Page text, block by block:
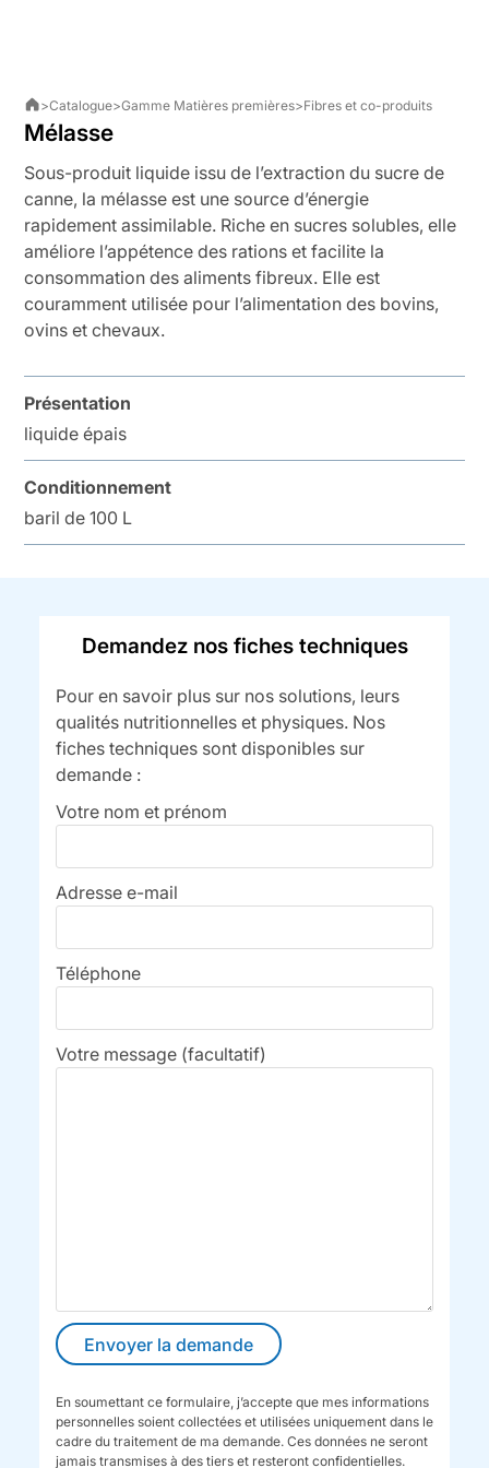
>Catalogue>Gamme Matières premières>Fibres et co-produits
Mélasse
Sous-produit liquide issu de l’extraction du sucre de
canne, la mélasse est une source d’énergie
rapidement assimilable. Riche en sucres solubles, elle
améliore l’appétence des rations et facilite la
consommation des aliments fibreux. Elle est
couramment utilisée pour l’alimentation des bovins,
ovins et chevaux.
Présentation
liquide épais
Conditionnement
baril de 100 L
Demandez nos fiches techniques
Pour en savoir plus sur nos solutions, leurs
qualités nutritionnelles et physiques. Nos
fiches techniques sont disponibles sur
demande :
Votre nom et prénom
Adresse e-mail
Téléphone
Votre message (facultatif)
En soumettant ce formulaire, j’accepte que mes informations
personnelles soient collectées et utilisées uniquement dans le
cadre du traitement de ma demande. Ces données ne seront
jamais transmises à des tiers et resteront confidentielles.